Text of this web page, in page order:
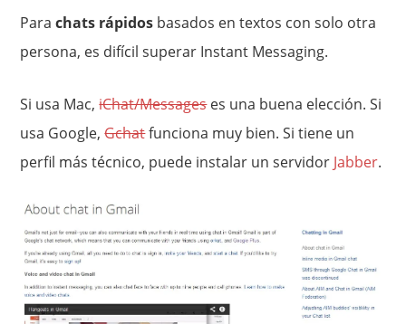
Parachats rápidos basados en textos con solo otra
persona, es difícil superar Instant Messaging.
Si usa Mac,iChat/Messageses una buena elección. Si
usa Google,Gchatfunciona muy bien. Si tiene un
perfil más técnico, puede instalar un servidor Jabber.